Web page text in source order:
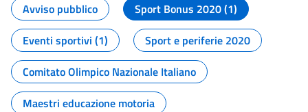
Avviso pubblico
Sport Bonus 2020 (1)
Eventi sportivi (1)
Sport e periferie 2020
Comitato Olimpico Nazionale Italiano
Maestri educazione motoria